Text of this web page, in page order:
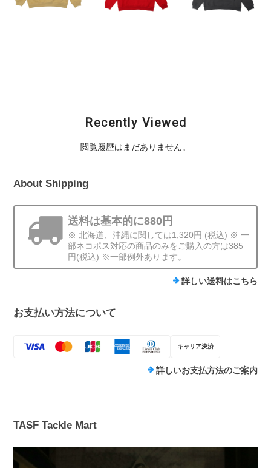
Recently Viewed
閲覧履歴はまだありません。
About Shipping
送料は基本的に880円
※ 北海道、沖縄に関しては1,320円 (税込) ※ 一
部ネコポス対応の商品のみをご購入の方は385
円(税込) ※一部例外あります。
詳しい送料はこちら
お支払い方法について
キャリア決済
詳しいお支払方法のご案内
TASF Tackle Mart